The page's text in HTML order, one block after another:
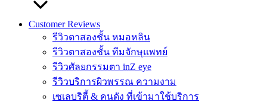
Customer Reviews
รีวิวตาสองชั้น หมอหลิน
รีวิวตาสองชั้น ทีมจักษุแพทย์
รีวิวศัลยกรรมตา inZ eye
รีวิวบริการผิวพรรณ ความงาม
เซเลบริตี้ & คนดัง ที่เข้ามาใช้บริการ